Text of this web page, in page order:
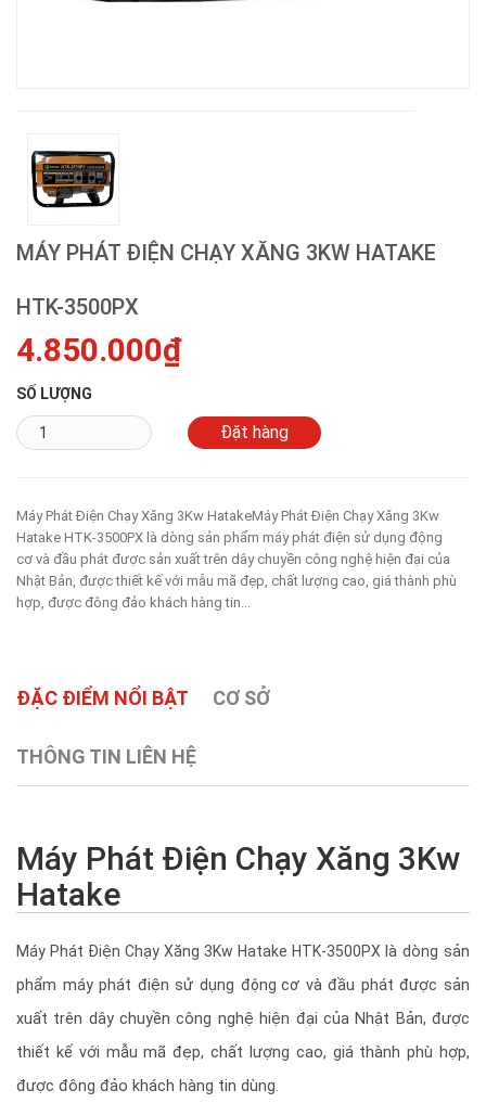
MÁY PHÁT ĐIỆN CHẠY XĂNG 3KW HATAKE
HTK-3500PX
4.850.000₫
SỐ LƯỢNG
Máy Phát Điện Chạy Xăng 3Kw HatakeMáy Phát Điện Chạy Xăng 3Kw
Hatake HTK-3500PX là dòng sản phẩm máy phát điện sử dụng động
cơ và đầu phát được sản xuất trên dây chuyền công nghệ hiện đại của
Nhật Bản, được thiết kế với mẫu mã đẹp, chất lượng cao, giá thành phù
hợp, được đông đảo khách hàng tin...
ĐẶC ĐIỂM NỔI BẬT CƠ SỞ
THÔNG TIN LIÊN HỆ
Máy Phát Điện Chạy Xăng 3Kw
Hatake
Máy Phát Điện Chạy Xăng 3Kw Hatake HTK-3500PX là dòng sản
phẩm máy phát điện sử dụng động cơ và đầu phát được sản
xuất trên dây chuyền công nghệ hiện đại của Nhật Bản, được
thiết kế với mẫu mã đẹp, chất lượng cao, giá thành phù hợp,
được đông đảo khách hàng tin dùng.